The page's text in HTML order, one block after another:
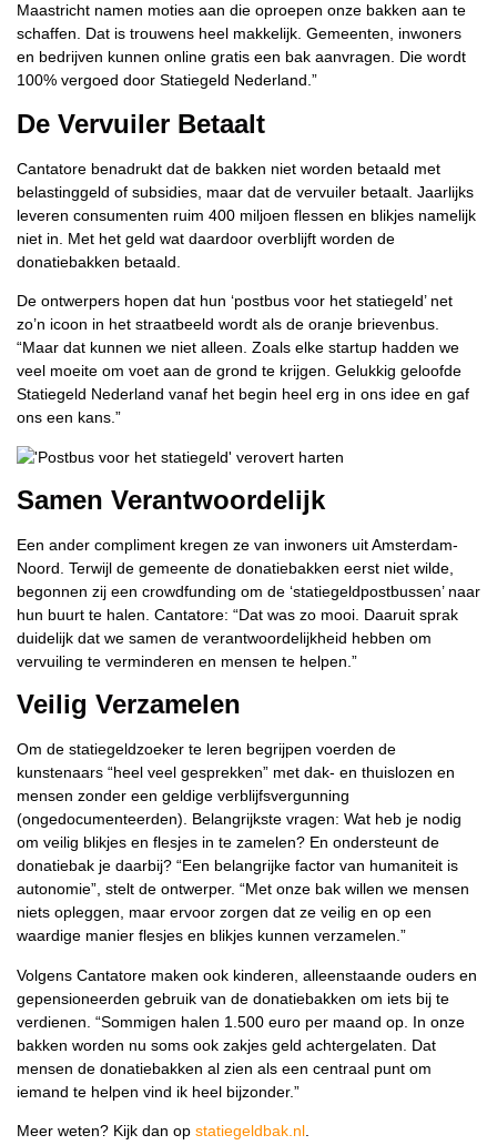
Maastricht namen moties aan die oproepen onze bakken aan te
schaffen. Dat is trouwens heel makkelijk. Gemeenten, inwoners
en bedrijven kunnen online gratis een bak aanvragen. Die wordt
100% vergoed door Statiegeld Nederland.”
De Vervuiler Betaalt
Cantatore benadrukt dat de bakken niet worden betaald met
belastinggeld of subsidies, maar dat de vervuiler betaalt. Jaarlijks
leveren consumenten ruim 400 miljoen flessen en blikjes namelijk
niet in. Met het geld wat daardoor overblijft worden de
donatiebakken betaald.
De ontwerpers hopen dat hun ‘postbus voor het statiegeld’ net
zo’n icoon in het straatbeeld wordt als de oranje brievenbus.
“Maar dat kunnen we niet alleen. Zoals elke startup hadden we
veel moeite om voet aan de grond te krijgen. Gelukkig geloofde
Statiegeld Nederland vanaf het begin heel erg in ons idee en gaf
ons een kans.”
Samen Verantwoordelijk
Een ander compliment kregen ze van inwoners uit Amsterdam-
Noord. Terwijl de gemeente de donatiebakken eerst niet wilde,
begonnen zij een crowdfunding om de ‘statiegeldpostbussen’ naar
hun buurt te halen. Cantatore: “Dat was zo mooi. Daaruit sprak
duidelijk dat we samen de verantwoordelijkheid hebben om
vervuiling te verminderen en mensen te helpen.”
Veilig Verzamelen
Om de statiegeldzoeker te leren begrijpen voerden de
kunstenaars “heel veel gesprekken” met dak- en thuislozen en
mensen zonder een geldige verblijfsvergunning
(ongedocumenteerden). Belangrijkste vragen: Wat heb je nodig
om veilig blikjes en flesjes in te zamelen? En ondersteunt de
donatiebak je daarbij? “Een belangrijke factor van humaniteit is
autonomie”, stelt de ontwerper. “Met onze bak willen we mensen
niets opleggen, maar ervoor zorgen dat ze veilig en op een
waardige manier flesjes en blikjes kunnen verzamelen.”
Volgens Cantatore maken ook kinderen, alleenstaande ouders en
gepensioneerden gebruik van de donatiebakken om iets bij te
verdienen. “Sommigen halen 1.500 euro per maand op. In onze
bakken worden nu soms ook zakjes geld achtergelaten. Dat
mensen de donatiebakken al zien als een centraal punt om
iemand te helpen vind ik heel bijzonder.”
Meer weten? Kijk dan op statiegeldbak.nl